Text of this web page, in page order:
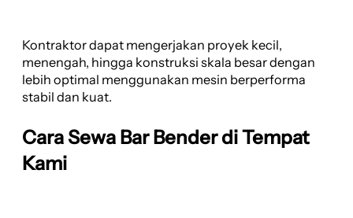
Kontraktor dapat mengerjakan proyek kecil,
menengah, hingga konstruksi skala besar dengan
lebih optimal menggunakan mesin berperforma
stabil dan kuat.
Cara Sewa Bar Bender di Tempat
Kami